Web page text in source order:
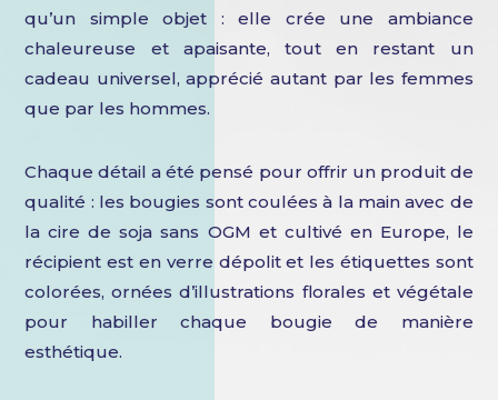
qu’un simple objet : elle crée une ambiance
chaleureuse et apaisante, tout en restant un
cadeau universel, apprécié autant par les femmes
que par les hommes.
Chaque détail a été pensé pour offrir un produit de
qualité : les bougies sont coulées à la main avec de
la cire de soja sans OGM et cultivé en Europe, le
récipient est en verre dépolit et les étiquettes sont
colorées, ornées d’illustrations florales et végétale
pour habiller chaque bougie de manière
esthétique.